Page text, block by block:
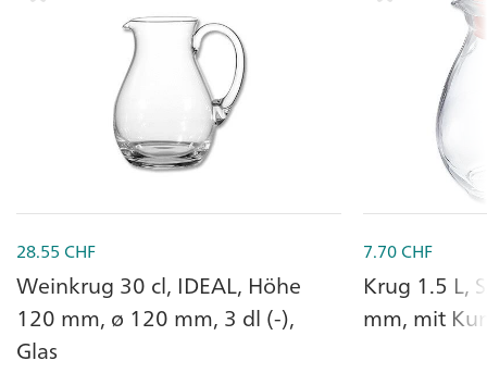
28.55 CHF
Weinkrug 30 cl, IDEAL, Höhe
120 mm, ø 120 mm, 3 dl (-),
Glas
7.70CHF
Krug 1.5 L,
mm, mit